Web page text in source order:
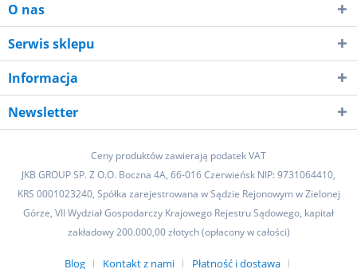
O nas
Serwis sklepu
Informacja
Newsletter
Ceny produktów zawierają podatek VAT
JKB GROUP SP. Z O.O. Boczna 4A, 66-016 Czerwieńsk NIP: 9731064410,
KRS 0001023240, Spółka zarejestrowana w Sądzie Rejonowym w Zielonej
Górze, VII Wydział Gospodarczy Krajowego Rejestru Sądowego, kapitał
zakładowy 200.000,00 złotych (opłacony w całości)
Blog Kontakt z nami Płatność i dostawa